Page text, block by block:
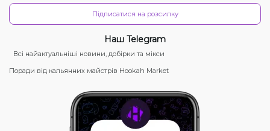
Підписатися на розсилку
Наш Telegram
Всі найактуальніші новини, добірки та мікси
Поради від кальянних майстрів Hookah Market